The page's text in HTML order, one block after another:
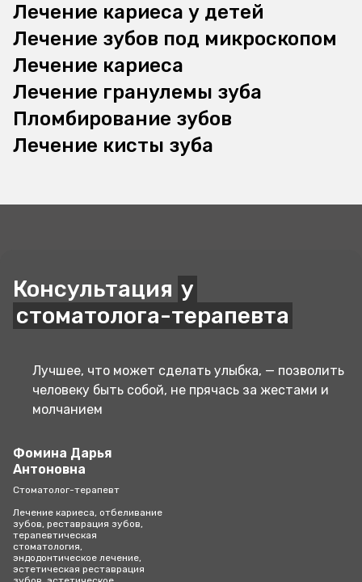
Лечение кариеса у детей
Лечение зубов под микроскопом
Лечение кариеса
Лечение гранулемы зуба
Пломбирование зубов
Лечение кисты зуба
Консультация у
стоматолога-терапевта
Лучшее, что может сделать улыбка, — позволить
человеку быть собой, не прячась за жестами и
молчанием
Фомина Дарья
Антоновна
Стоматолог-терапевт
Лечение кариеса, отбеливание
зубов, реставрация зубов,
терапевтическая
стоматология,
эндодонтическое лечение,
эстетическая реставрация